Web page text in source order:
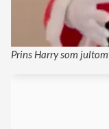
Prins Harry som